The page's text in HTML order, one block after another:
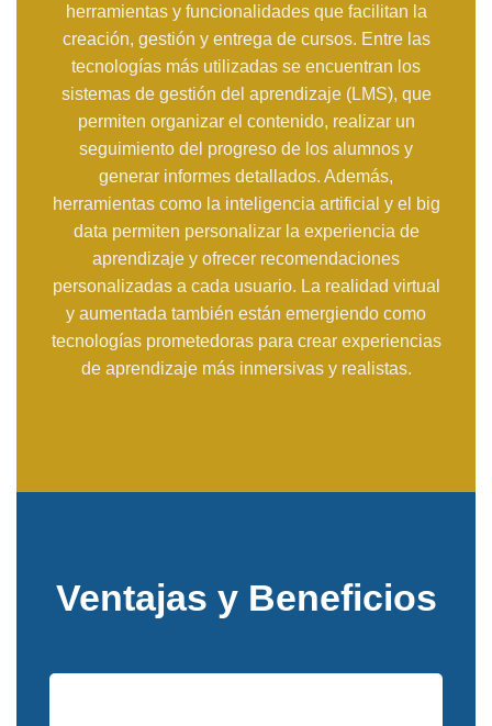
herramientas y funcionalidades que facilitan la
creación, gestión y entrega de cursos. Entre las
tecnologías más utilizadas se encuentran los
sistemas de gestión del aprendizaje (LMS), que
permiten organizar el contenido, realizar un
seguimiento del progreso de los alumnos y
generar informes detallados. Además,
herramientas como la inteligencia artificial y el big
data permiten personalizar la experiencia de
aprendizaje y ofrecer recomendaciones
personalizadas a cada usuario. La realidad virtual
y aumentada también están emergiendo como
tecnologías prometedoras para crear experiencias
de aprendizaje más inmersivas y realistas.
Ventajas y Beneficios